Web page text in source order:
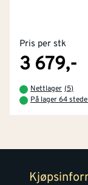
Pris per stk
3 679,-
Nettlager (5)
På lager 64
Retur- og
Tjenester
Montér
Prismatch